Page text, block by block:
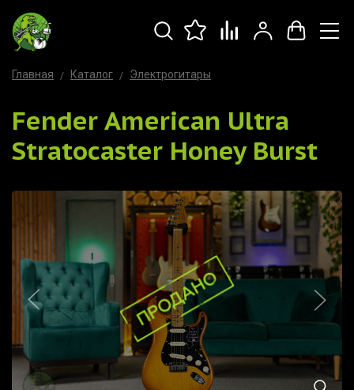
Главная Каталог Электрогитары
Fender American Ultra
Stratocaster Honey Burst